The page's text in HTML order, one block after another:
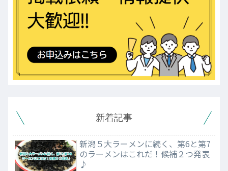
新着記事
新潟５大ラーメンに続く、第6と第7
のラーメンはこれだ！候補２つ発表
♪